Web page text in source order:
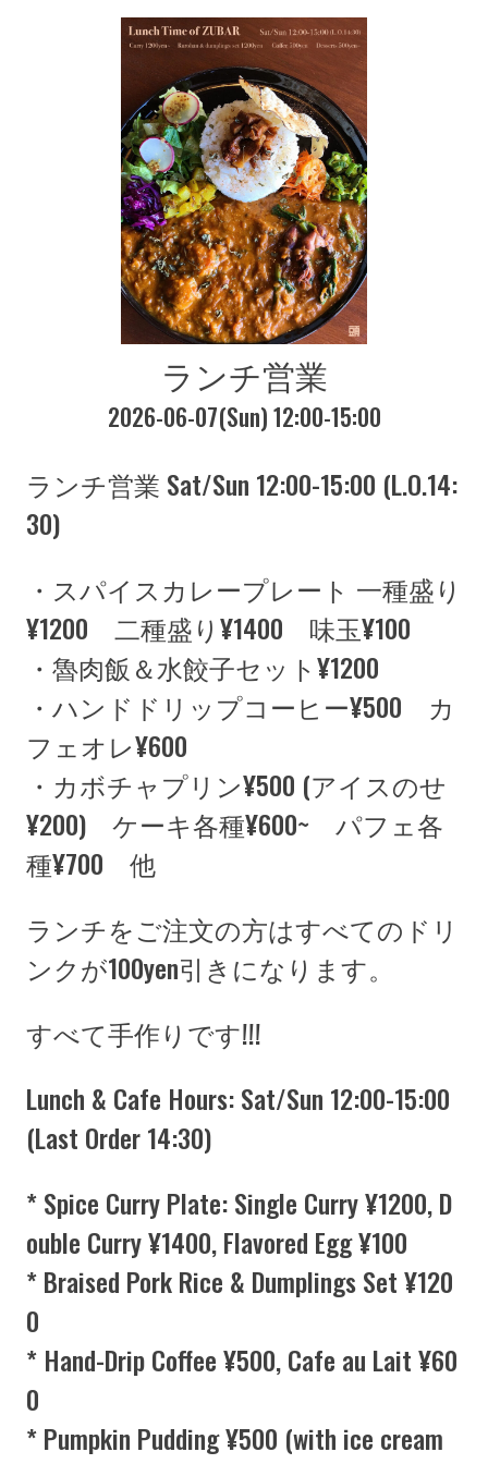
ランチ営業
2026-06-07(Sun) 12:00-15:00
ランチ営業 Sat/Sun 12:00-15:00 (L.O.14:
30)
・スパイスカレープレート 一種盛り
¥1200 二種盛り¥1400 味玉¥100
・魯肉飯＆水餃子セット¥1200
・ハンドドリップコーヒー¥500 カ
フェオレ¥600
・カボチャプリン¥500 (アイスのせ
¥200) ケーキ各種¥600~ パフェ各
種¥700 他
ランチをご注文の方はすべてのドリ
ンクが100yen引きになります。
すべて手作りです!!!
Lunch & Cafe Hours: Sat/Sun 12:00-15:00
(Last Order 14:30)
* Spice Curry Plate: Single Curry ¥1200, D
ouble Curry ¥1400, Flavored Egg ¥100
* Braised Pork Rice & Dumplings Set ¥120
0
* Hand-Drip Coffee ¥500, Cafe au Lait ¥60
0
* Pumpkin Pudding ¥500 (with ice cream